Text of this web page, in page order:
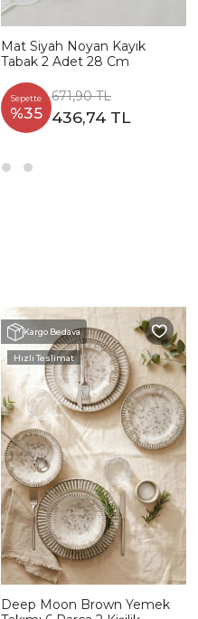
Mat Siyah Noyan Kayık
Tabak 2 Adet 28 Cm
Sepette
%35
671,90 TL
436,74 TL
Kargo Bedava
Hızlı Teslimat
Deep Moon Brown Yemek